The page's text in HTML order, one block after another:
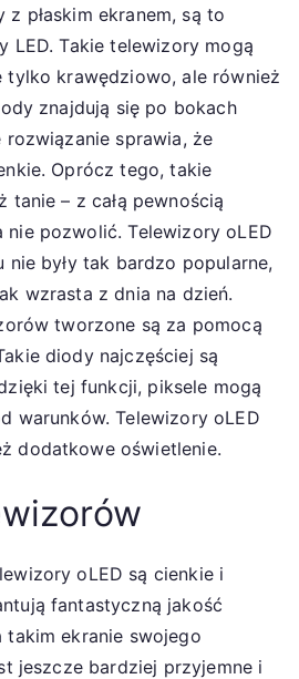
płaskim ekranem, są to
LED. Takie telewizory mogą
tylko krawędziowo, ale również
znajdują się po bokach
rozwiązanie sprawia, że
Oprócz tego, takie
– z całą pewnością
nie pozwolić. Telewizory oLED
nie były tak bardzo popularne,
wzrasta z dnia na dzień.
tworzone są za pomocą
diody najczęściej są
tej funkcji, piksele mogą
warunków. Telewizory oLED
dodatkowe oświetlenie.
oLED są cienkie i
fantastyczną jakość
takim ekranie swojego
jeszcze bardziej przyjemne i